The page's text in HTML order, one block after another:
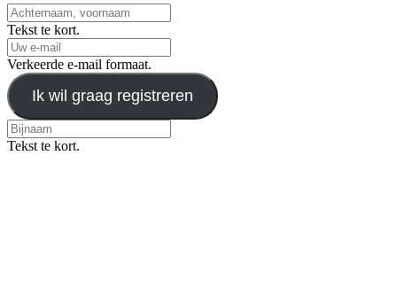
Tekst te kort.
Verkeerde e-mail formaat.
Ik wil graag registreren
Tekst te kort.